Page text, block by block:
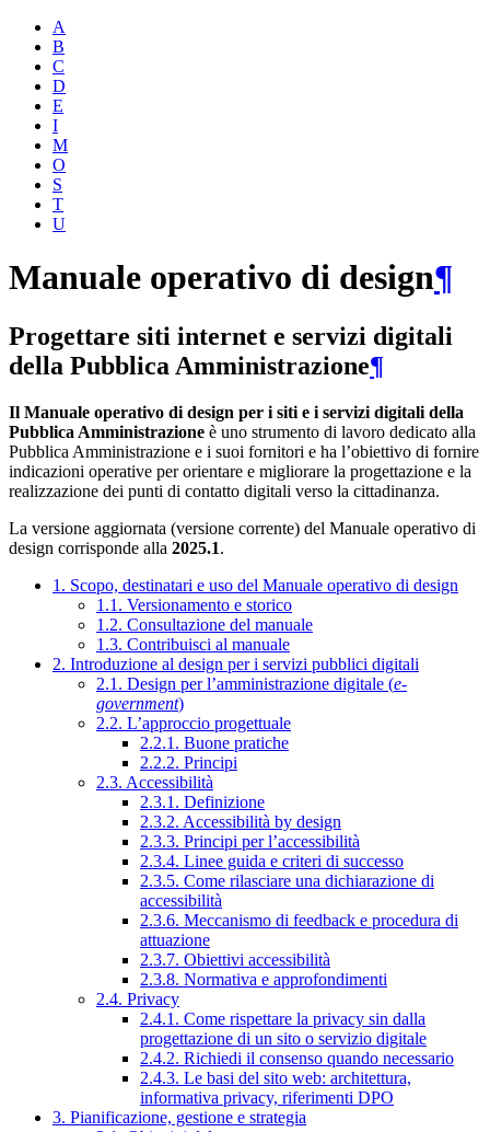
A
B
C
D
E
I
M
O
S
T
U
Manuale operativo di design¶
Progettare siti internet e servizi digitali
della Pubblica Amministrazione¶
Il Manuale operativo di design per i siti e i servizi digitali della
Pubblica Amministrazione è uno strumento di lavoro dedicato alla
Pubblica Amministrazione e i suoi fornitori e ha l’obiettivo di fornire
indicazioni operative per orientare e migliorare la progettazione e la
realizzazione dei punti di contatto digitali verso la cittadinanza.
La versione aggiornata (versione corrente) del Manuale operativo di
design corrisponde alla 2025.1.
1. Scopo, destinatari e uso del Manuale operativo di design
1.1. Versionamento e storico
1.2. Consultazione del manuale
1.3. Contribuisci al manuale
2. Introduzione al design per i servizi pubblici digitali
2.1. Design per l’amministrazione digitale (e-
government)
2.2. L’approccio progettuale
2.2.1. Buone pratiche
2.2.2. Principi
2.3. Accessibilità
2.3.1. Definizione
2.3.2. Accessibilità by design
2.3.3. Principi per l’accessibilità
2.3.4. Linee guida e criteri di successo
2.3.5. Come rilasciare una dichiarazione di
accessibilità
2.3.6. Meccanismo di feedback e procedura di
attuazione
2.3.7. Obiettivi accessibilità
2.3.8. Normativa e approfondimenti
2.4. Privacy
2.4.1. Come rispettare la privacy sin dalla
progettazione di un sito o servizio digitale
2.4.2. Richiedi il consenso quando necessario
2.4.3. Le basi del sito web: architettura,
informativa privacy, riferimenti DPO
3. Pianificazione, gestione e strategia